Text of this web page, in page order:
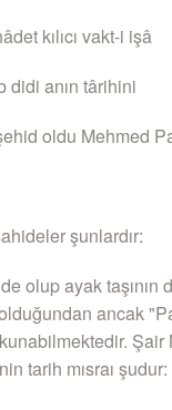
kılıcı vakt-i işâ
didi anın târihini
oldu Mehmed
şunlardır:
olup ayak taşının
ancak
tarih mısraı